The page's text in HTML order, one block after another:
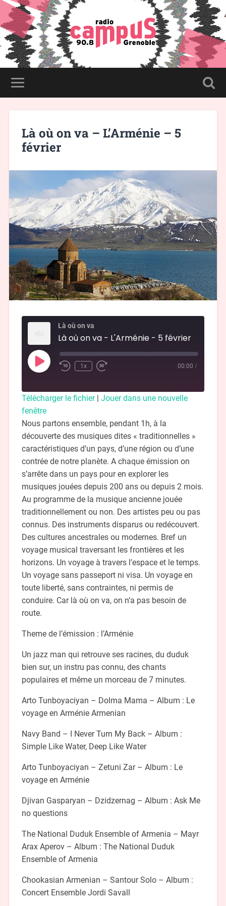
Là où on va – L’Arménie – 5
février
Là où on va
Là où on va - L'Arménie - 5 février
1x 00:00 /
Télécharger le fichier| Jouer dans une nouvelle
fenêtre
Nous partons ensemble, pendant 1h, à la
découverte des musiques dites « traditionnelles »
caractéristiques d’un pays, d’une région ou d’une
contrée de notre planète. A chaque émission on
s’arrête dans un pays pour en explorer les
musiques jouées depuis 200 ans ou depuis 2 mois.
Au programme de la musique ancienne jouée
traditionnellement ou non. Des artistes peu ou pas
connus. Des instruments disparus ou redécouvert.
Des cultures ancestrales ou modernes. Bref un
voyage musical traversant les frontières et les
horizons. Un voyage à travers l’espace et le temps.
Un voyage sans passeport ni visa. Un voyage en
toute liberté, sans contraintes, ni permis de
conduire. Car là où on va, on n’a pas besoin de
route.
Theme de l’émission : l’Arménie
Un jazz man qui retrouve ses racines, du duduk
bien sur, un instru pas connu, des chants
populaires et même un morceau de 7 minutes.
Arto Tunboyaciyan – Dolma Mama – Album : Le
voyage en Arménie Armenian
Navy Band – I Never Turn My Back – Album :
Simple Like Water, Deep Like Water
Arto Tunboyaciyan – Zetuni Zar – Album : Le
voyage en Arménie
Djivan Gasparyan – Dzidzernag – Album : Ask Me
no questions
The National Duduk Ensemble of Armenia – Mayr
Arax Aperov – Album : The National Duduk
Ensemble of Armenia
Chookasian Armenian – Santour Solo – Album :
Concert Ensemble Jordi Savall